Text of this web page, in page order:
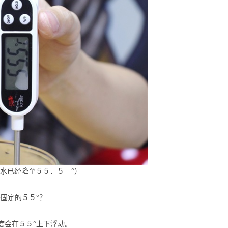
已经降至５５．５ °）
定的５５°？
在５５°上下浮动。